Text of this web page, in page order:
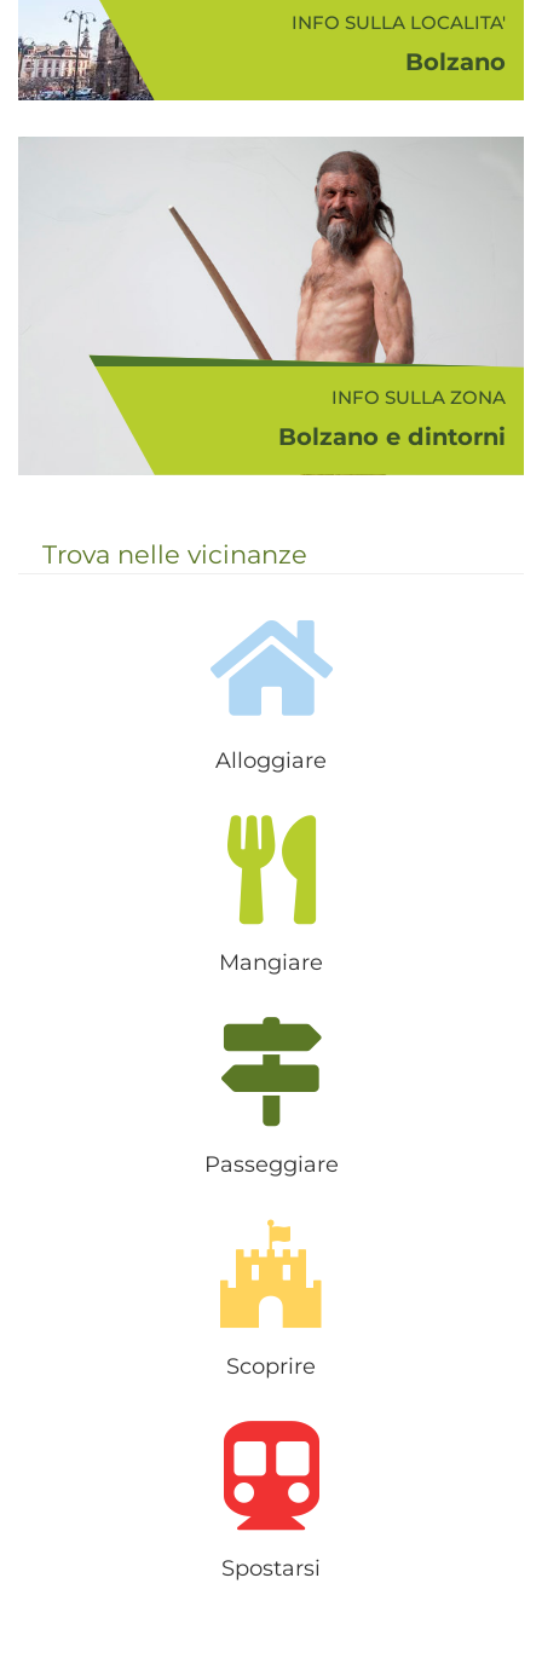
INFO SULLA LOCALITA'
Bolzano
da bellissime montagne e situata
alla confluenza dei fiumi Isarco e
Adige, è il capoluogo dell'Alto
Adige. Merita senza dubbio una
visita il suo cen...
INFO SULLA ZONA
Bolzano e dintorni
sempre una zona di passaggio tra
nord e sud, in cui si sono incontrate
romana e quella te...
Trova nelle vicinanze
Alloggiare
Mangiare
Passeggiare
Scoprire
Spostarsi